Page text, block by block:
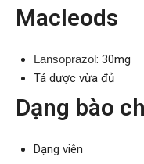
Macleods
Lansoprazol: 30mg
Tá dược vừa đủ
Dạng bào
Dạng viên